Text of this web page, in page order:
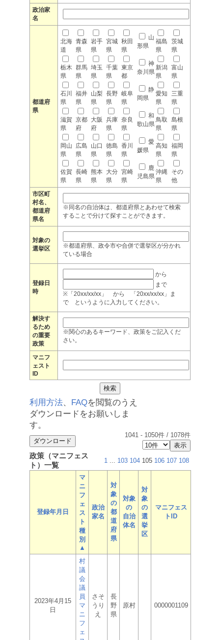
政治家
名
都道府
県
北海
道
青森
県
岩手
県
宮城
県
秋田
県
山
形県
福島
県
茨城
県
栃木
県
群馬
県
埼玉
県
千葉
県
東京
都
神
奈川県
新潟
県
富山
県
石川
県
福井
県
山梨
県
長野
県
岐阜
県
静
岡県
愛知
県
三重
県
滋賀
県
京都
府
大阪
府
兵庫
県
奈良
県
和
歌山県
鳥取
県
島根
県
岡山
県
広島
県
山口
県
徳島
県
香川
県
愛
媛県
高知
県
福岡
県
佐賀
県
長崎
県
熊本
県
大分
県
宮崎
県
鹿
児島県
沖縄
県
その
他
市区町
村名、
都道府
県名
※同名の自治体は、都道府県とあわせて検索
することで分けて探すことができます。
対象の
選挙区
※都道府県、政令市や合併で選挙区が分かれ
ている場合
登録日
時
から
まで
※「20xx/xx/xx」 から 「20xx/xx/xx」ま
で というように入力してください。
解決す
るため
の重要
政策
※関心のあるキーワード、政策をご記入くだ
さい。
マニフ
ェスト
ID
利用方法、 FAQを閲覧のうえ
ダウンロードをお願いしま
す。
1041 - 1050件 / 1078件
政策（マニフェス
ト）一覧
1 ... 103 104 105 106 107 108
登録年月日
マ
ニ
フ
ェ
ス
ト
種
別
▲
政治
家名
対
象
の
都
道
府
県
対象
の
自治
体名
対
象
の
選
挙
区
マニフェス
トID
2023年4月15
日
村
議
会
議
員
マ
ニ
フ
ェ
さそ
うり
え
長
野
県
原村 0000001109